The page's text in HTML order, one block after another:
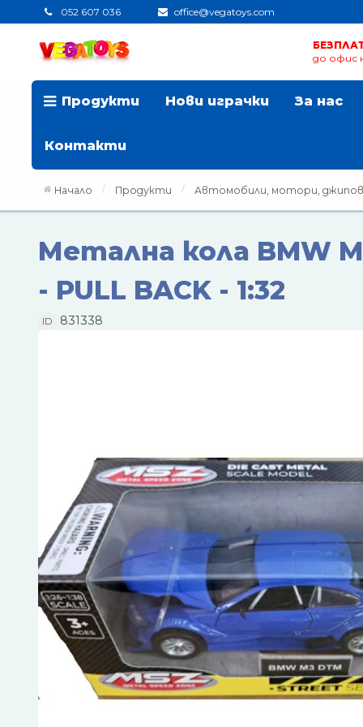
052 607 036 office@vegatoys.com
до офис
Продукти Нови играчки За нас
Контакти
Начало Продукти Автомобили, мотори,
Метална кола BMW
- PULL BACK - 1:32
ID 831338